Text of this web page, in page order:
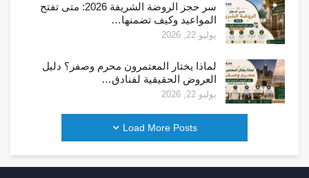
سر حجز الروضة الشريفة 2026: متى تفتح
المواعيد وكيف تضمنها…
يوليو 22, 2026
لماذا يختار المعتمرون محرم وصفر؟ دليل
العروض الحقيقية لفنادق…
يوليو 22, 2026
Load More Posts